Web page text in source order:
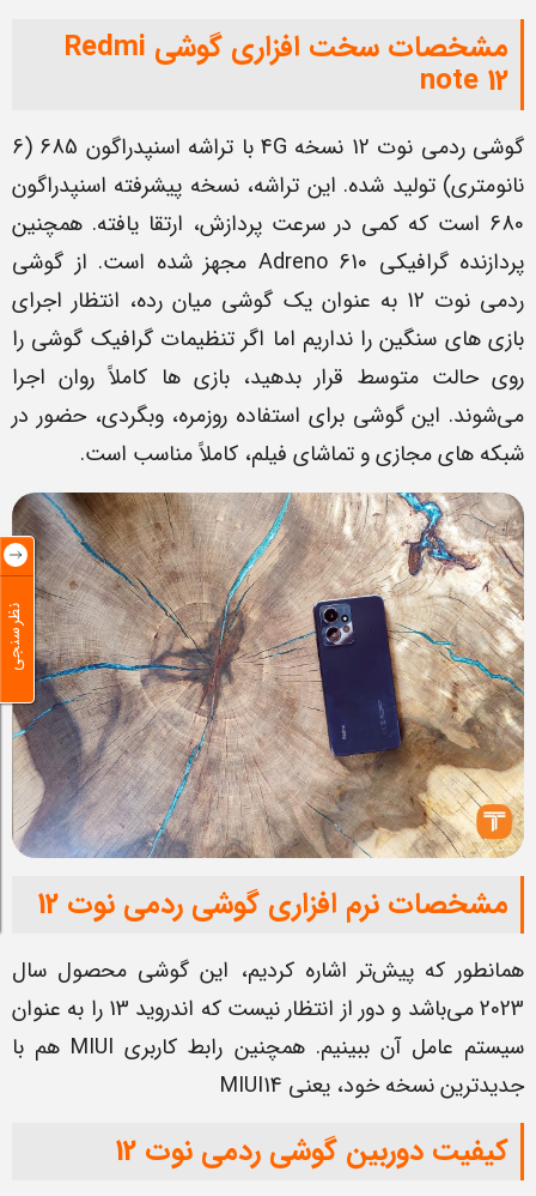
مشخصات سخت افزاری گوشی Redmi
note 12
گوشی ردمی نوت 12 نسخه 4G با تراشه اسنپدراگون 685 (6
نانومتری) تولید شده. این تراشه، نسخه پیشرفته اسنپدراگون
680 است که کمی در سرعت پردازش، ارتقا یافته. همچنین
پردازنده گرافیکی Adreno 610 مجهز شده است. از گوشی
ردمی نوت 12 به عنوان یک گوشی میان رده، انتظار اجرای
بازی های سنگین را نداریم اما اگر تنظیمات گرافیک گوشی را
روی حالت متوسط قرار بدهید، بازی ها کاملاً روان اجرا
می‌شوند. این گوشی برای استفاده روزمره، وبگردی، حضور در
شبکه های مجازی و تماشای فیلم، کاملاً مناسب است.
مشخصات نرم افزاری گوشی ردمی نوت 12
همانطور که پیش‌تر اشاره کردیم، این گوشی محصول سال
2023 می‌باشد و دور از انتظار نیست که اندروید 13 را به عنوان
سیستم عامل آن ببینیم. همچنین رابط کاربری MIUI هم با
جدیدترین نسخه خود، یعنی MIUI14
کیفیت دوربین گوشی ردمی نوت 12
نظرسنجی